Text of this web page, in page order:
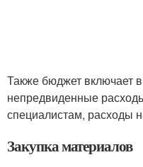
Также бюджет включает
непредвиденные
специалистам, расходы
Закупка материалов